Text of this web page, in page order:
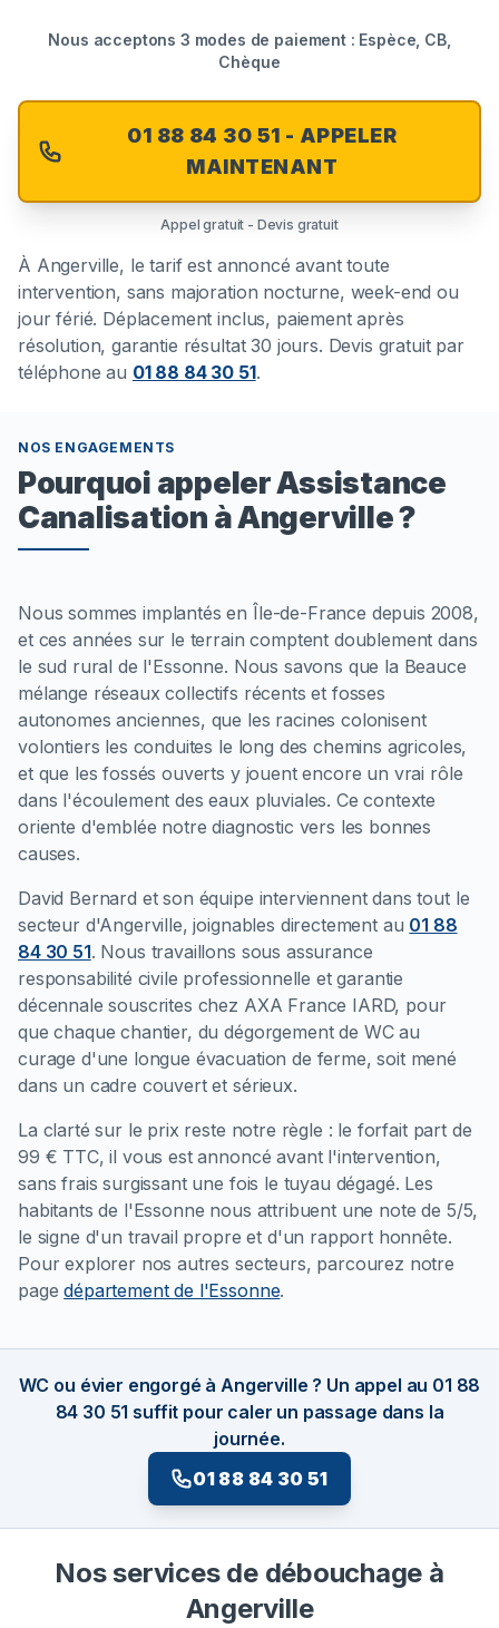
Nous acceptons 3 modes de paiement : Espèce, CB,
Chèque
01 88 84 30 51 - APPELER
MAINTENANT
Appel gratuit - Devis gratuit
À Angerville, le tarif est annoncé avant toute
intervention, sans majoration nocturne, week-end ou
jour férié. Déplacement inclus, paiement après
résolution, garantie résultat 30 jours. Devis gratuit par
téléphone au 01 88 84 30 51.
NOS ENGAGEMENTS
Pourquoi appeler Assistance
Canalisation à Angerville ?
Nous sommes implantés en Île-de-France depuis 2008,
et ces années sur le terrain comptent doublement dans
le sud rural de l'Essonne. Nous savons que la Beauce
mélange réseaux collectifs récents et fosses
autonomes anciennes, que les racines colonisent
volontiers les conduites le long des chemins agricoles,
et que les fossés ouverts y jouent encore un vrai rôle
dans l'écoulement des eaux pluviales. Ce contexte
oriente d'emblée notre diagnostic vers les bonnes
causes.
David Bernard et son équipe interviennent dans tout le
secteur d'Angerville, joignables directement au 01 88
84 30 51. Nous travaillons sous assurance
responsabilité civile professionnelle et garantie
décennale souscrites chez AXA France IARD, pour
que chaque chantier, du dégorgement de WC au
curage d'une longue évacuation de ferme, soit mené
dans un cadre couvert et sérieux.
La clarté sur le prix reste notre règle : le forfait part de
99 € TTC, il vous est annoncé avant l'intervention,
sans frais surgissant une fois le tuyau dégagé. Les
habitants de l'Essonne nous attribuent une note de 5/5,
le signe d'un travail propre et d'un rapport honnête.
Pour explorer nos autres secteurs, parcourez notre
pagedépartement de l'Essonne.
WC ou évier engorgé à Angerville ? Un appel au 01 88
84 30 51 suffit pour caler un passage dans la
journée.
01 88 84 30 51
Nos services de débouchage à
Angerville